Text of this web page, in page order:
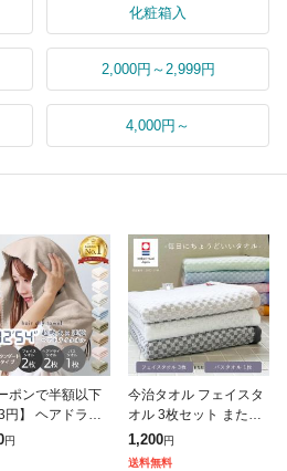
化粧箱入
2,000円～2,999円
4,000円～
ポンで半額以下
】 ヘアドライ
2枚セット タオ
円
今治タオル フェイスタ
オル 3枚セット または
バスタオル 1枚 タオル
国産 日本製 最高級 吸
1,200円
送料無料